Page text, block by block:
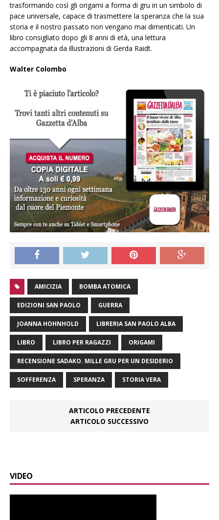
trasformando così gli origami a forma di gru in un simbolo di
pace universale, capace di trasmettere la speranza che la sua
storia e il nostro passato non vengano mai dimenticati. Un
libro consigliato dopo gli 8 anni di età, una lettura
accompagnata da illustrazioni di Gerda Raidt.
Walter Colombo
AMICIZIA BOMBA ATOMICA
EDIZIONI SAN PAOLO GUERRA
JOANNA HOHNHOLD LIBRERIA SAN PAOLO ALBA
LIBRO LIBRO PER RAGAZZI ORIGAMI
RECENSIONE SADAKO. MILLE GRU PER UN DESIDERIO
SOFFERENZA SPERANZA STORIA VERA
ARTICOLO PRECEDENTE
ARTICOLO SUCCESSIVO
VIDEO